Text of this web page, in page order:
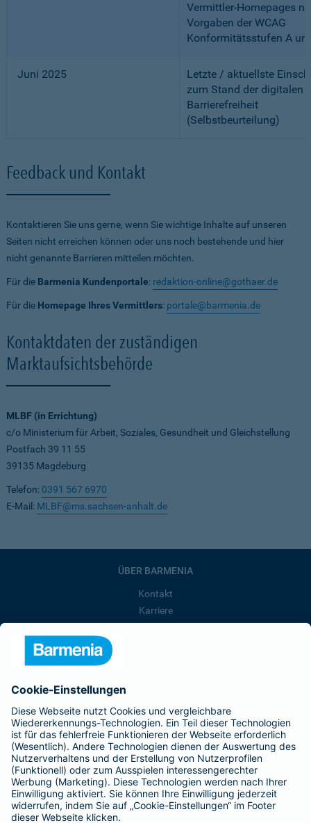
Vermittler-Homepages
Vorgaben der WCAG
Konformitätsstufen A
Juni 2025
Letzte / aktuellste
zum Stand der digitalen
Barrierefreiheit
(Selbstbeurteilung)
Feedback und Kontakt
Kontaktieren Sie uns gerne, wenn Sie wichtige Inhalte auf unseren
Seiten nicht erreichen können oder uns noch bestehende und hier
nicht genannte Barrieren mitteilen möchten.
Für die Barmenia Kundenportale: redaktion-online@gothaer.de
Für die Homepage Ihres Vermittlers: portale@barmenia.de
Kontaktdaten der zuständigen
Marktaufsichtsbehörde
MLBF (in Errichtung)
c/o Ministerium für Arbeit, Soziales, Gesundheit und Gleichstellung
Postfach 39 11 55
39135 Magdeburg
Telefon: 0391 567 6970
E-Mail: MLBF@ms.sachsen-anhalt.de
ÜBER BARMENIA
Kontakt
Karriere
Presse
Barmenia ist Teil der BarmeniaGothaer
BELIEBTE SEITEN
Kranken-Zusatzversicherung
Tierversicherungen
Haftpflichtversicherung
Hausratversicherung